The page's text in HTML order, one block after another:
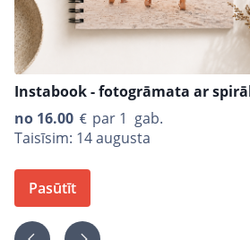
Instabook - fotogrāmata ar
no 16.00
par 1 gab.
Taisīsim: 14 augusta
Pasūtīt